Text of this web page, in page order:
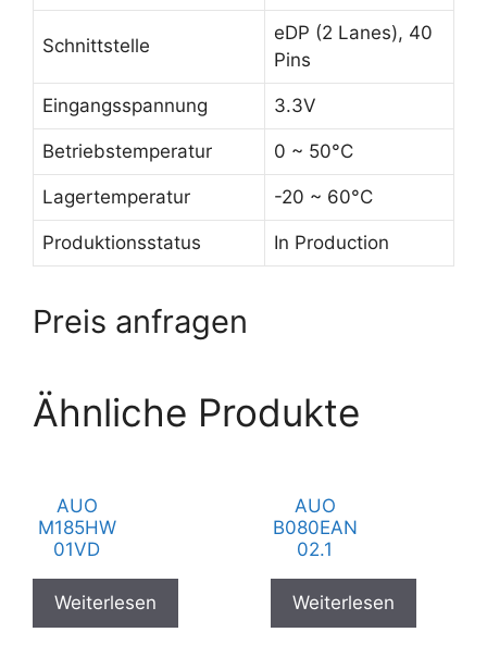
Schnittstelle
eDP (2 Lanes), 40
Pins
Eingangsspannung 3.3V
Betriebstemperatur 0 ~ 50°C
Lagertemperatur -20 ~ 60°C
Produktionsstatus In Production
Preis anfragen
Ähnliche Produkte
AUO
M185HW
01VD
Weiterlesen
AUO
B080EAN
02.1
Weiterlesen